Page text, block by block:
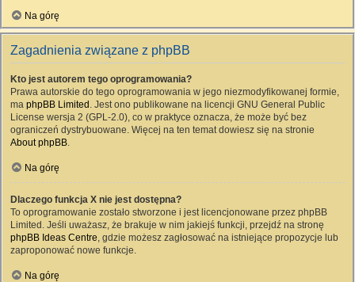
Na górę
Zagadnienia związane z phpBB
Kto jest autorem tego oprogramowania?
Prawa autorskie do tego oprogramowania w jego niezmodyfikowanej formie,
ma phpBB Limited . Jest ono publikowane na licencji GNU General Public
License wersja 2 (GPL-2.0), co w praktyce oznacza, że może być bez
ograniczeń dystrybuowane. Więcej na ten temat dowiesz się na stronie
About phpBB.
Na górę
Dlaczego funkcja X nie jest dostępna?
To oprogramowanie zostało stworzone i jest licencjonowane przez phpBB
Limited. Jeśli uważasz, że brakuje w nim jakiejś funkcji, przejdź na stronę
phpBB Ideas Centre, gdzie możesz zagłosować na istniejące propozycje lub
zaproponować nowe funkcje.
Na górę